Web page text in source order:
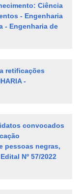
Ciência
- Engenharia
- Engenharia de
retificações
-
convocados
pessoas negras,
Nº 57/2022